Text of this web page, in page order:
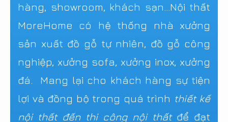
hàng, showroom, khách sạn...Nội thất
MoreHome có hệ thống nhà xưởng
sản xuất đồ gỗ tự nhiên, đồ gỗ công
nghiệp, xưởng sofa, xưởng inox, xưởng
đá. Mang lại cho khách hàng sự tiện
lợi và đồng bộ trong quá trình thiết kế
nội thất đến thi công nội thấtđể đạt